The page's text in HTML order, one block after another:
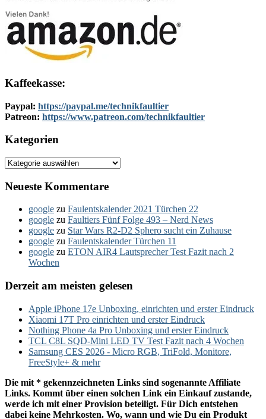
Kaffeekasse:
Paypal: https://paypal.me/technikfaultier
Patreon: https://www.patreon.com/technikfaultier
Kategorien
Kategorien
Neueste Kommentare
google zu Faulentskalender 2021 Türchen 22
google zu Faultiers Fünf Folge 493 – Nerd News
google zu Star Wars R2-D2 Sphero sucht ein Zuhause
google zu Faulentskalender Türchen 11
google zu ETON AIR4 Lautsprecher Test Fazit nach 2
Wochen
Derzeit am meisten gelesen
Apple iPhone 17e Unboxing, einrichten und erster Eindruck
Xiaomi 17T Pro einrichten und erster Eindruck
Nothing Phone 4a Pro Unboxing und erster Eindruck
TCL C8L SQD-Mini LED TV Test Fazit nach 4 Wochen
Samsung CES 2026 - Micro RGB, TriFold, Monitore,
FreeStyle+ & mehr
Die mit * gekennzeichneten Links sind sogenannte Affiliate
Links. Kommt über einen solchen Link ein Einkauf zustande,
werde ich mit einer Provision beteiligt. Für Dich entstehen
dabei keine Mehrkosten. Wo, wann und wie Du ein Produkt